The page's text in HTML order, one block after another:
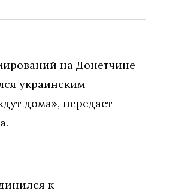
на Донетчине
украинским
дома», передает
к